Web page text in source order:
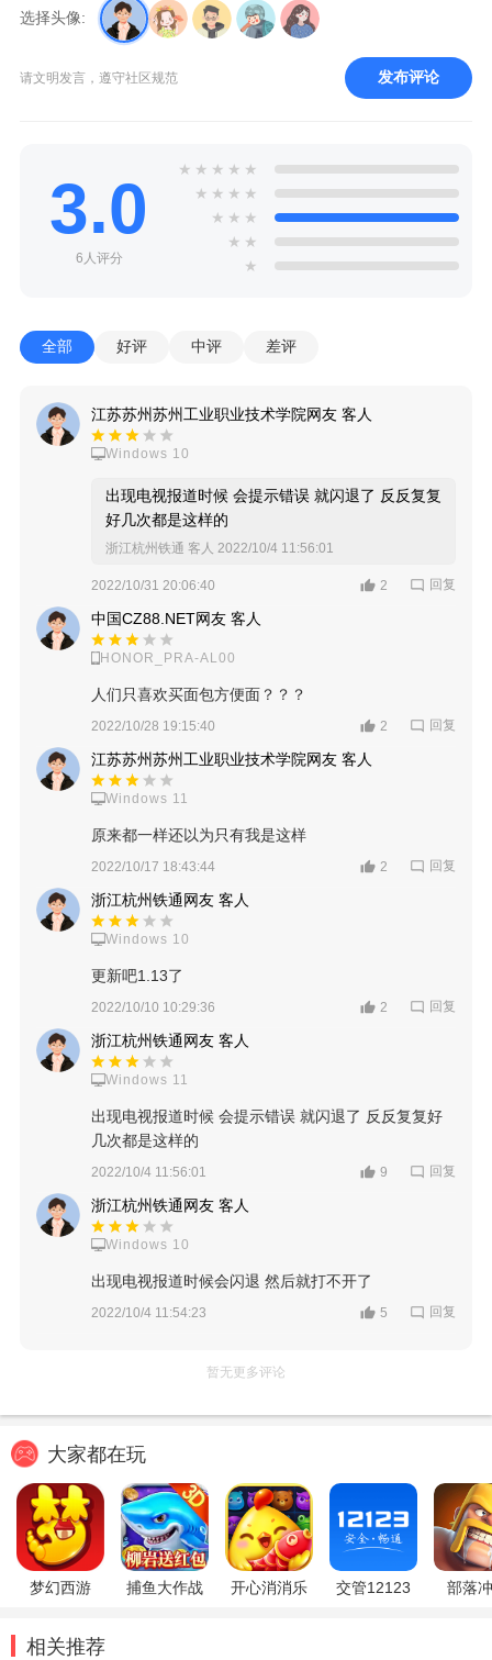
选择头像:
请文明发言，遵守社区规范 发布评论
3.0
6人评分
★ ★ ★ ★ ★
★ ★ ★ ★
★ ★ ★
★ ★
★
全部 好评 中评 差评
江苏苏州苏州工业职业技术学院网友 客人
Windows 10
出现电视报道时候 会提示错误 就闪退了 反反复复
好几次都是这样的
浙江杭州铁通 客人 2022/10/4 11:56:01
2022/10/31 20:06:40 2 回复
中国CZ88.NET网友 客人
HONOR_PRA-AL00
人们只喜欢买面包方便面？？？
2022/10/28 19:15:40 2 回复
江苏苏州苏州工业职业技术学院网友 客人
Windows 11
原来都一样还以为只有我是这样
2022/10/17 18:43:44 2 回复
浙江杭州铁通网友 客人
Windows 10
更新吧1.13了
2022/10/10 10:29:36 2 回复
浙江杭州铁通网友 客人
Windows 11
出现电视报道时候 会提示错误 就闪退了 反反复复好
几次都是这样的
2022/10/4 11:56:01 9 回复
浙江杭州铁通网友 客人
Windows 10
出现电视报道时候会闪退 然后就打不开了
2022/10/4 11:54:23 5 回复
暂无更多评论
大家都在玩
梦幻西游 捕鱼大作战 开心消消乐 交管12123 部落
相关推荐